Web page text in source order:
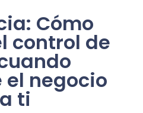
Cómo
control de
el negocio
ti